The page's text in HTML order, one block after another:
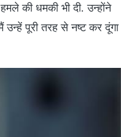
की धमकी भी दी. उन्होंने
पूरी तरह से नष्ट कर दूंगा